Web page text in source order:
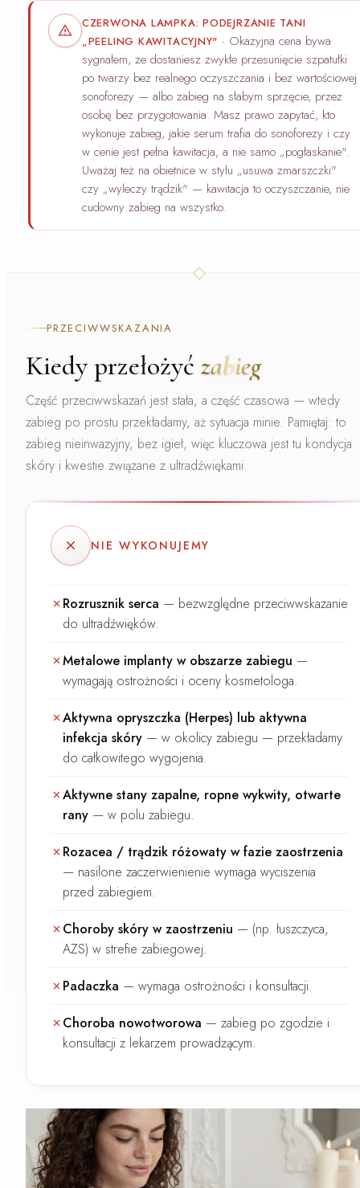
CZERWONA LAMPKA: PODEJRZANIE TANI
„PEELING KAWITACYJNY" · Okazyjna cena bywa
sygnałem, że dostaniesz zwykłe przesunięcie szpatułki
po twarzy bez realnego oczyszczania i bez wartościowej
sonoforezy — albo zabieg na słabym sprzęcie, przez
osobę bez przygotowania. Masz prawo zapytać, kto
wykonuje zabieg, jakie serum trafia do sonoforezy i czy
w cenie jest pełna kawitacja, a nie samo „pogłaskanie".
Uważaj też na obietnice w stylu „usuwa zmarszczki"
czy „wyleczy trądzik" — kawitacja to oczyszczanie, nie
cudowny zabieg na wszystko.
PRZECIWWSKAZANIA
Kiedy przełożyć zabieg
Część przeciwwskazań jest stała, a część czasowa — wtedy
zabieg po prostu przekładamy, aż sytuacja minie. Pamiętaj: to
zabieg nieinwazyjny, bez igieł, więc kluczowa jest tu kondycja
skóry i kwestie związane z ultradźwiękami.
NIE WYKONUJEMY
Rozrusznik serca — bezwzględne przeciwwskazanie
do ultradźwięków.
Metalowe implanty w obszarze zabiegu —
wymagają ostrożności i oceny kosmetologa.
Aktywna opryszczka (Herpes) lub aktywna
infekcja skóry — w okolicy zabiegu — przekładamy
do całkowitego wygojenia.
Aktywne stany zapalne, ropne wykwity, otwarte
rany — w polu zabiegu.
Rozacea / trądzik różowaty w fazie zaostrzenia
— nasilone zaczerwienienie wymaga wyciszenia
przed zabiegiem.
Choroby skóry w zaostrzeniu — (np. łuszczyca,
AZS) w strefie zabiegowej.
Padaczka — wymaga ostrożności i konsultacji.
Choroba nowotworowa — zabieg po zgodzie i
konsultacji z lekarzem prowadzącym.